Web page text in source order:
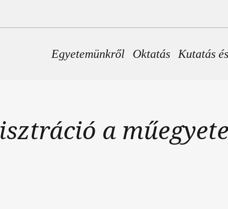
Fő navigáció
Egyetemünkről Oktatás Kutatás
a